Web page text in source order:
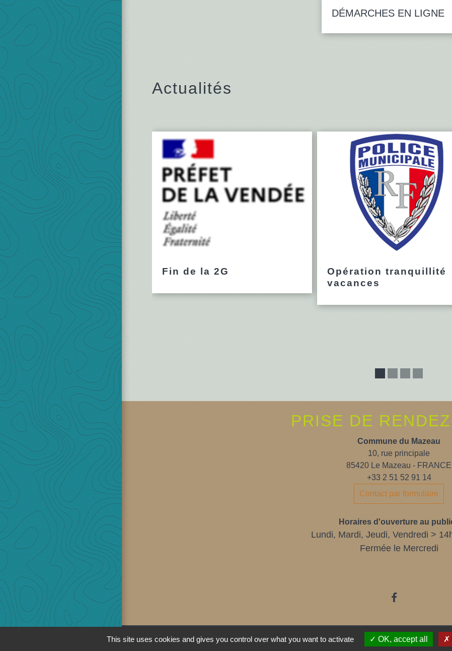
DÉMARCHES EN LIGNE
Actualités
Fin de la 2G
Opération tranquillité
vacances
PRISE DE
Commune du Mazeau
10, rue principale
85420 Le Mazeau - FRANCE
+33 2 51 52 91 14
Contact par formulaire
Horaires d'ouverture au
Lundi, Mardi, Jeudi, Vendredi >
Fermée le Mercredi
This site uses cookies and gives you control over what you want to activate OK, accept all